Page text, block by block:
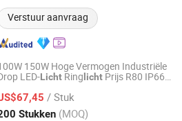
Verstuur aanvraag
150W Hoge Vermogen Industriële
LED-Licht Ring licht Prijs R80 IP66
/ Stuk
Stukken (MOQ)
Co.,Ltd
Sinds 2025